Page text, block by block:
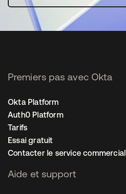
Premiers pas avec Okta
Okta Platform
Auth0 Platform
Tarifs
Essai gratuit
Contacter le service commercial
Aide et support